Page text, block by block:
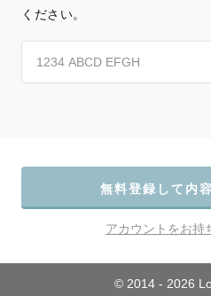
ください。
無料登録して内
アカウントをお持
© 2014 - 2026